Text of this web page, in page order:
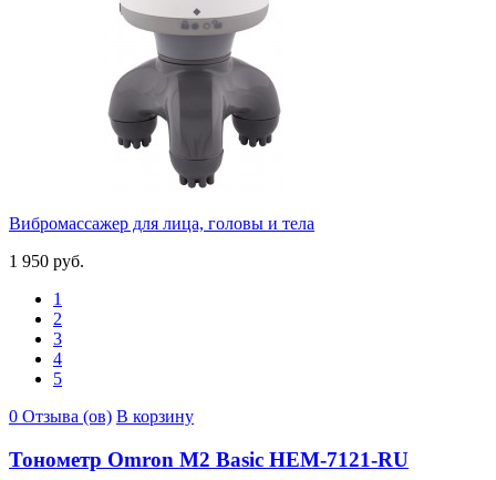
Вибромассажер для лица, головы и тела
1 950 руб.
1
2
3
4
5
0 Отзыва (ов) В корзину
Тонометр Omron M2 Basic HEM-7121-RU